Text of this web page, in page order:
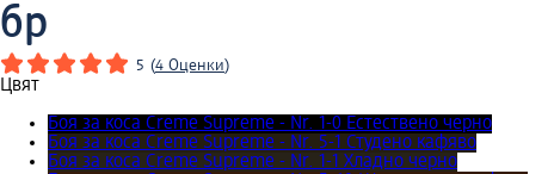
бр
5 (4 Оценки)
Цвят
Боя за коса Creme Supreme - Nr. 1-0 Естествено черно
Боя за коса Creme Supreme - Nr. 5-1 Студено кафяво
Боя за коса Creme Supreme - Nr. 1-1 Хладно черно